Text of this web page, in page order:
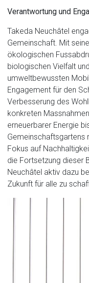
Verantwortung und
Takeda Neuchâtel
Gemeinschaft. Mit
ökologischen
biologischen Vielfalt
umweltbewussten
Engagement für den
Verbesserung des
konkreten
erneuerbarer Energie
Gemeinschaftsgartens
Fokus auf
die Fortsetzung dieser
Neuchâtel aktiv dazu
Zukunft für alle zu